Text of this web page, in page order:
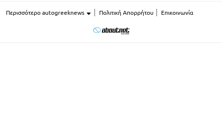
Περισσότερο autogreeknews Πολιτική Απορρήτου Επικοινωνία